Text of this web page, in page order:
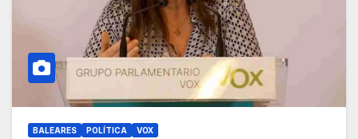
BALEARES POLÍTICA VOX